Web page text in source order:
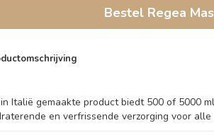
Bestel Regea
Italië gemaakte product biedt 500 of 5000
en verfrissende verzorging voor alle